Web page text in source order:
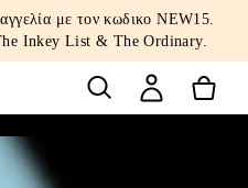
με τον κωδικοNEW15.
Inkey List & The Ordinary.